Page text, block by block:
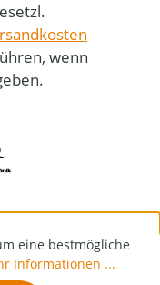
wenn
eine bestmögliche
Informationen ...